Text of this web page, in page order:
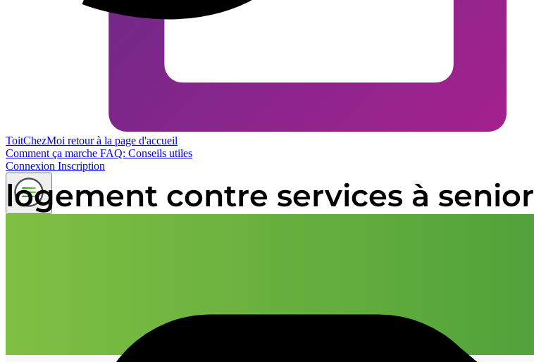
ToitChezMoi retour à la page d'accueil
Comment ça marche FAQ: Conseils utiles
Connexion Inscription
logement contre services à senior